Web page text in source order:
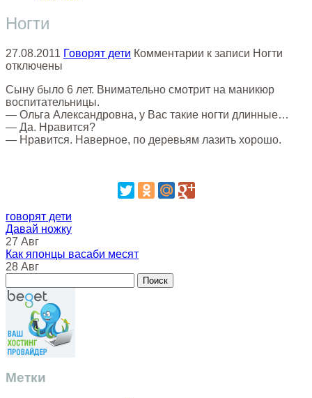
Ногти
27.08.2011 Говорят дети Комментарии к записи Ногти
отключены
Сыну было 6 лет. Внимательно смотрит на маникюр
воспитательницы.
— Ольга Александровна, у Вас такие ногти длинные…
— Да. Нравится?
— Нравится. Наверное, по деревьям лазить хорошо.
говорят дети
Давай ножку
27 Авг
Как японцы васаби месят
28 Авг
Метки